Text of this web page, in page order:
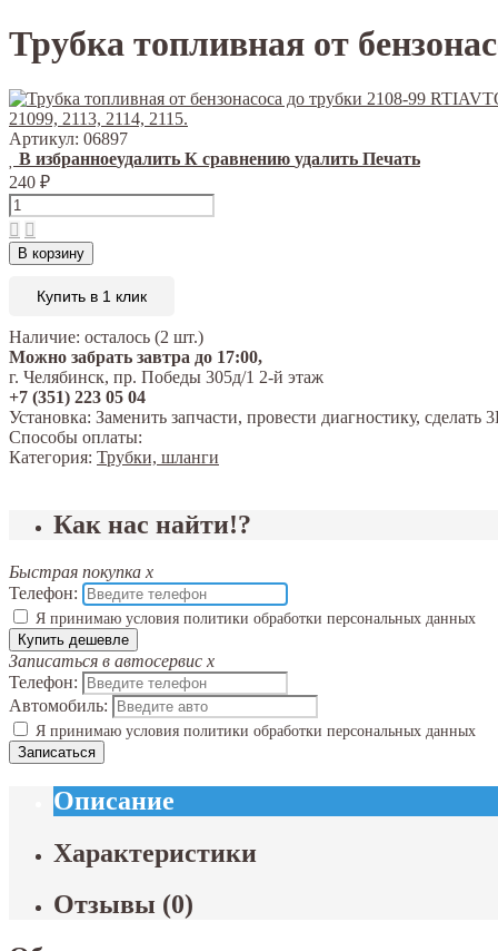
Трубка топливная от
Артикул: 06897
В избранноеудалить К сравнению удалить Печать
240 ₽
В корзину
Купить в 1 клик
Наличие: осталось (2 шт.)
Можно забрать завтра до 17:00,
г. Челябинск, пр. Победы 305д/1 2-й этаж
+7 (351) 223 05 04
Установка: Заменить запчасти, провести диагностику,
Способы оплаты:
Категория: Трубки, шланги
Как нас найти!?
Быстрая покупка x
Телефон:
Я принимаю условия политики обработки персональных данных
Купить дешевле
Записаться в автосервис x
Телефон:
Автомобиль:
Я принимаю условия политики обработки персональных данных
Записаться
Описание
Характеристики
Отзывы (0)